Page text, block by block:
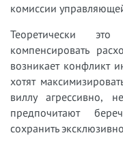
комиссии
Теоретически
компенсировать
возникает конфликт
хотят
виллу агрессивно,
предпочитают
сохранить